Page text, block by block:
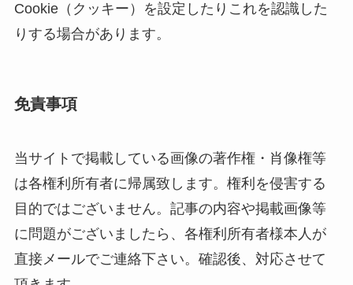
Cookie（クッキー）を設定したりこれを認識した
りする場合があります。
免責事項
当サイトで掲載している画像の著作権・肖像権等
は各権利所有者に帰属致します。権利を侵害する
目的ではございません。記事の内容や掲載画像等
に問題がございましたら、各権利所有者様本人が
直接メールでご連絡下さい。確認後、対応させて